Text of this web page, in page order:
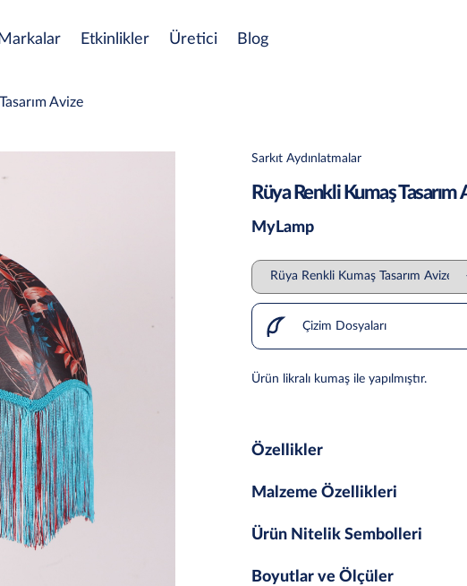
Markalar Etkinlikler Üretici Blog
Avize
Sarkıt Aydınlatmalar
Rüya Renkli Kumaş Tasarım
MyLamp
Çizim Dosyaları
Ürün likralı kumaş ile yapılmıştır.
Özellikler
Malzeme Özellikleri
Ürün Nitelik Sembolleri
Boyutlar ve Ölçüler